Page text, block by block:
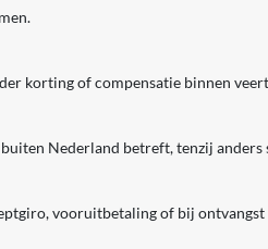
korting of compensatie binnen
Nederland betreft, tenzij
vooruitbetaling of bij